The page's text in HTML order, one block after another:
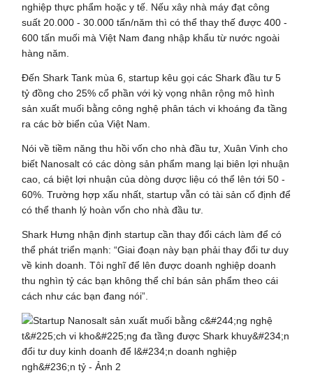
nghiệp thực phẩm hoặc y tế. Nếu xây nhà máy đạt công
suất 20.000 - 30.000 tấn/năm thì có thể thay thế được 400 -
600 tấn muối mà Việt Nam đang nhập khẩu từ nước ngoài
hàng năm.
Đến Shark Tank mùa 6, startup kêu gọi các Shark đầu tư 5
tỷ đồng cho 25% cổ phần với kỳ vọng nhân rộng mô hình
sản xuất muối bằng công nghệ phân tách vi khoáng đa tầng
ra các bờ biển của Việt Nam.
Nói về tiềm năng thu hồi vốn cho nhà đầu tư, Xuân Vinh cho
biết Nanosalt có các dòng sản phẩm mang lại biên lợi nhuận
cao, cá biệt lợi nhuận của dòng dược liệu có thể lên tới 50 -
60%. Trường hợp xấu nhất, startup vẫn có tài sản cố định để
có thể thanh lý hoàn vốn cho nhà đầu tư.
Shark Hưng nhận định startup cần thay đổi cách làm để có
thể phát triển mạnh: “Giai đoạn này bạn phải thay đổi tư duy
về kinh doanh. Tôi nghĩ để lên được doanh nghiệp doanh
thu nghìn tỷ các bạn không thể chỉ bán sản phẩm theo cái
cách như các bạn đang nói”.